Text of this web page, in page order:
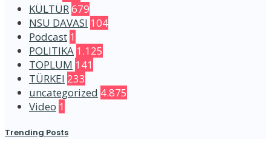
KÜLTÜR679
NSU DAVASI 104
Podcast 1
POLITIKA 1.125
TOPLUM 141
TÜRKEI 233
uncategorized 4.875
Video 1
Trending Posts